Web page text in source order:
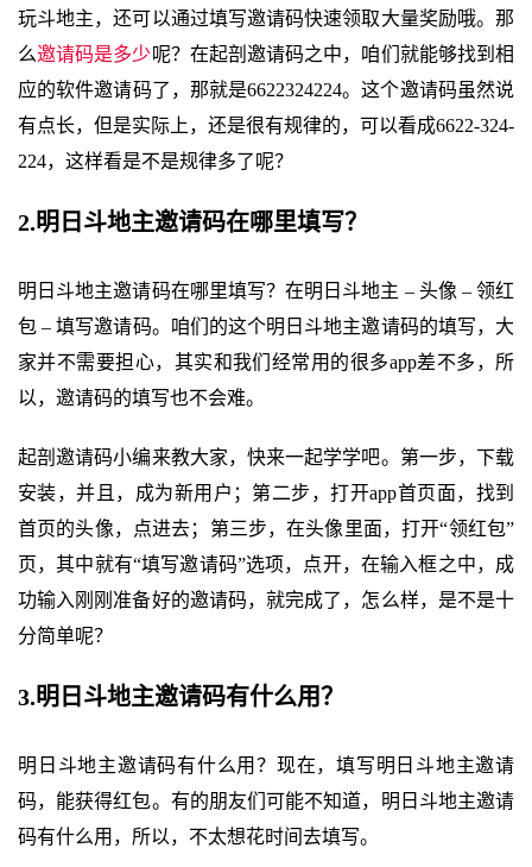
玩斗地主，还可以通过填写邀请码快速领取大量奖励哦。那
么邀请码是多少 呢？在起剖邀请码之中，咱们就能够找到相
应的软件邀请码了，那就是6622324224。这个邀请码虽然说
有点长，但是实际上，还是很有规律的，可以看成6622-324-
224，这样看是不是规律多了呢？
2.明日斗地主邀请码在哪里填写？
明日斗地主邀请码在哪里填写？在明日斗地主 – 头像 – 领红
包 – 填写邀请码。咱们的这个明日斗地主邀请码的填写，大
家并不需要担心，其实和我们经常用的很多app差不多，所
以，邀请码的填写也不会难。
起剖邀请码小编来教大家，快来一起学学吧。第一步，下载
安装，并且，成为新用户；第二步，打开app首页面，找到
首页的头像，点进去；第三步，在头像里面，打开“领红包”
页，其中就有“填写邀请码”选项，点开，在输入框之中，成
功输入刚刚准备好的邀请码，就完成了，怎么样，是不是十
分简单呢？
3.明日斗地主邀请码有什么用？
明日斗地主邀请码有什么用？现在，填写明日斗地主邀请
码，能获得红包。有的朋友们可能不知道，明日斗地主邀请
码有什么用，所以，不太想花时间去填写。